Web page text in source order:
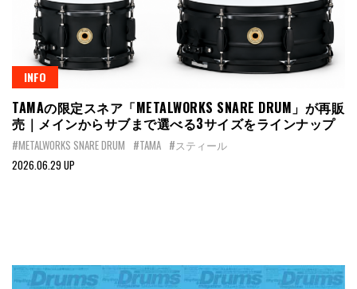
INFO
TAMAの限定スネア「METALWORKS SNARE DRUM」が再販
売｜メインからサブまで選べる3サイズをラインナップ
#METALWORKS SNARE DRUM #TAMA #スティール
2026.06.29 UP